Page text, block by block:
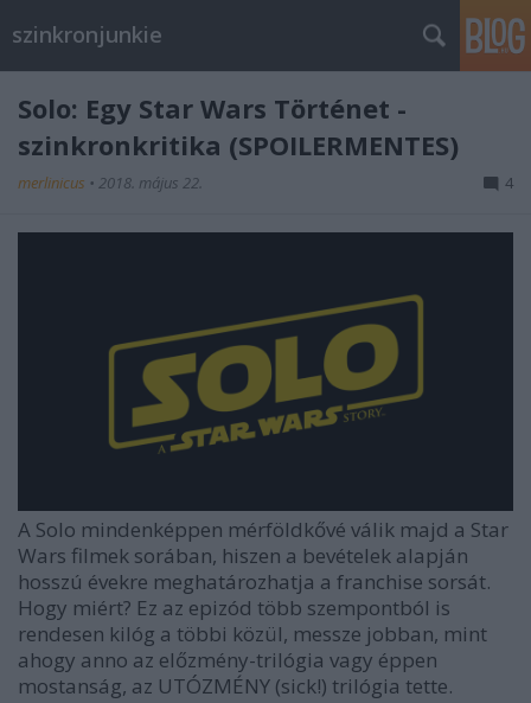
szinkronjunkie
Solo: Egy Star Wars Történet -
szinkronkritika (SPOILERMENTES)
merlinicus • 2018. május 22. 4
A Solo mindenképpen mérföldkővé válik majd a Star
Wars filmek sorában, hiszen a bevételek alapján
hosszú évekre meghatározhatja a franchise sorsát.
Hogy miért? Ez az epizód több szempontból is
rendesen kilóg a többi közül, messze jobban, mint
ahogy anno az előzmény-trilógia vagy éppen
mostanság, az UTÓZMÉNY (sick!) trilógia tette.